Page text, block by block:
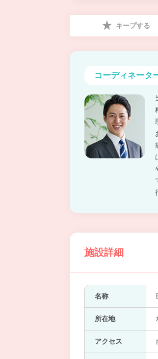
キープする
コーディネータ
施設詳細
名称
所在地
アクセス